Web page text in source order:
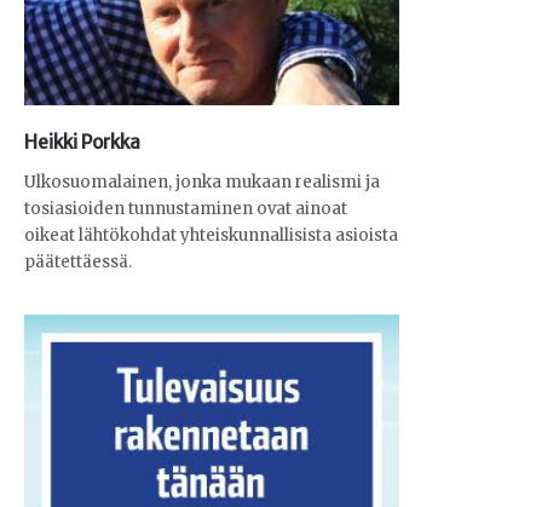
Heikki Porkka
Ulkosuomalainen, jonka mukaan realismi ja
tosiasioiden tunnustaminen ovat ainoat
oikeat lähtökohdat yhteiskunnallisista asioista
päätettäessä.